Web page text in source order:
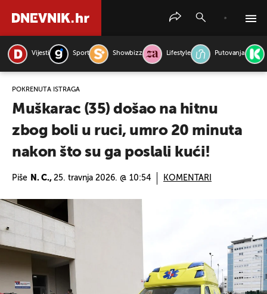
Vijesti Sport Showbizz Lifestyle Putovanja
POKRENUTA ISTRAGA
Muškarac (35) došao na hitnu
zbog boli u ruci, umro 20 minuta
nakon što su ga poslali kući!
Piše N. C., 25. travnja 2026. @ 10:54 KOMENTARI
PRETRAŽITE VIJESTI